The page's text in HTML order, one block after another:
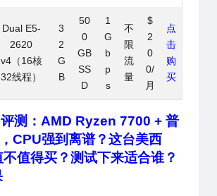
Dual E5-
2620
v4（16核
32线程）
3
2
G
B
50
0
GB
SS
D
1
G
b
p
s
不
限
流
量
$
2
0
0/
月
点
击
购
买
测：AMD Ryzen 7700 + 普
CPU强到离谱？这台美西
值得买？测试下来适合谁？